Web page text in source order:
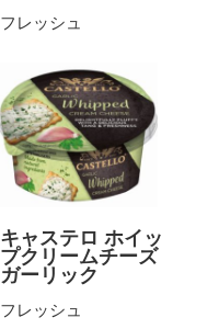
フレッシュ
キャステロ ホイッ
プクリームチーズ
ガーリック
フレッシュ